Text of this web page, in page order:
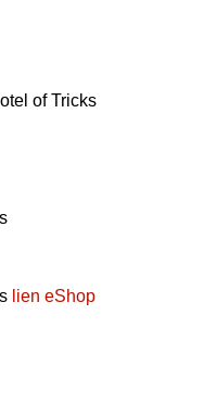
of Tricks
lien eShop